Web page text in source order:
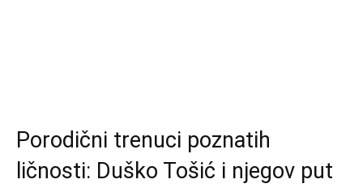
Porodični trenuci poznatih
ličnosti: Duško Tošić i njegov put